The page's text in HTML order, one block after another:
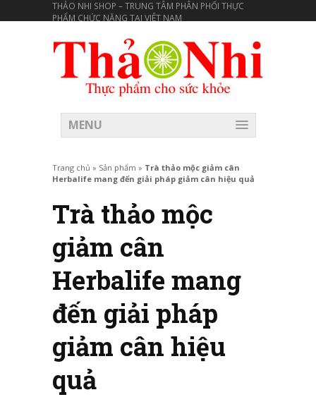
THẢO NHI SHOP – TRUNG TÂM PHÂN PHỐI THỰC
PHẨM CHỨC NĂNG TẠI VIÊT NAM
MENU
Trang chủ » Sản phẩm » Trà thảo mộc giảm cân
Herbalife mang đến giải pháp giảm cân hiệu quả
Trà thảo mộc
giảm cân
Herbalife mang
đến giải pháp
giảm cân hiệu
quả